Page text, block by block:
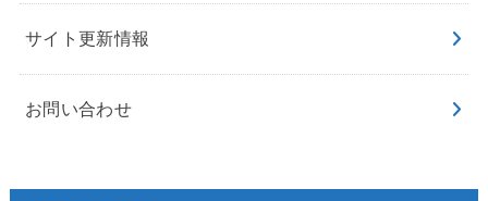
サイト更新情報
お問い合わせ